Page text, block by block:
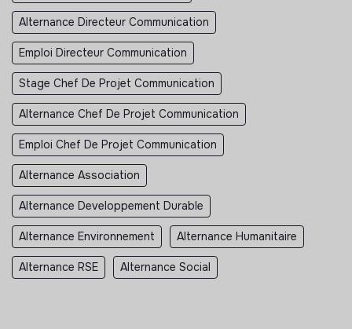
Alternance Directeur Communication
Emploi Directeur Communication
Stage Chef De Projet Communication
Alternance Chef De Projet Communication
Emploi Chef De Projet Communication
Alternance Association
Alternance Developpement Durable
Alternance Environnement Alternance Humanitaire
Alternance RSE Alternance Social